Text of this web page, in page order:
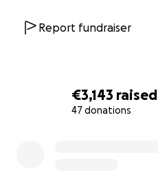
€3,143 raised
47 donations
Euer Tai-Do-Jitsu e.V.
Report fundraiser